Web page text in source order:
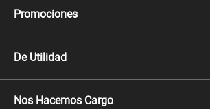
Migración
Internet + TV
Mejora tu plan
Promociones
Celulares iPhone
Celulares Samsung
Celulares Motorola
De Utilidad
Llamada por llamada
Comprobantes electrónicos
Nos Hacemos Cargo